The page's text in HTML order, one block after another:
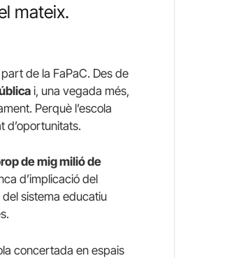
mateix.
de la FaPaC. Des de
i, una vegada més,
Perquè l’escola
d’oportunitats.
de mig milió de
d’implicació del
sistema educatiu
concertada en espais